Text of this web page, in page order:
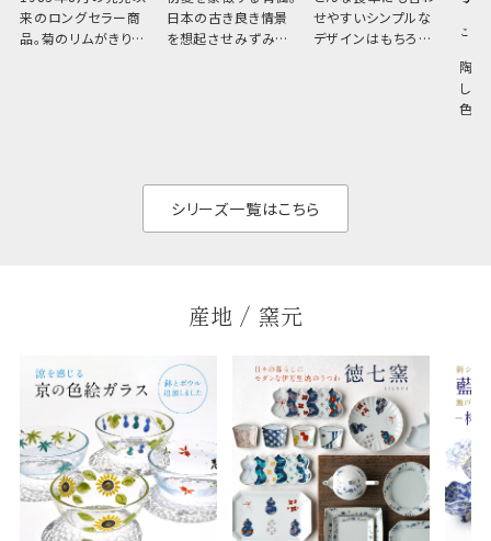
来のロングセラー商
品。菊のリムがきりっ
日本の古き良き情景
を想起させみずみず
せやすいシンプルな
デザインはもちろん、
こひ
陶器
しい
色の
シリーズ一覧はこちら
産地 / 窯元